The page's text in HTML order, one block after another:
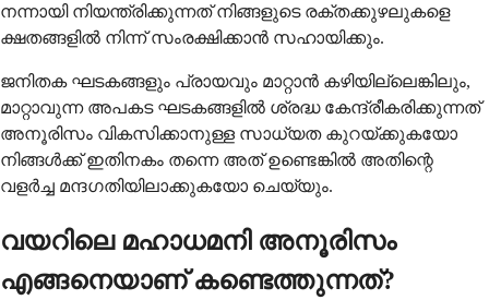
നന്നായി നിയന്ത്രിക്കുന്നത് നിങ്ങളുടെ രക്തക്കുഴലുകളെ
ക്ഷതങ്ങളിൽ നിന്ന് സംരക്ഷിക്കാൻ സഹായിക്കും.
ജനിതക ഘടകങ്ങളും പ്രായവും മാറ്റാൻ കഴിയില്ലെങ്കിലും,
മാറ്റാവുന്ന അപകട ഘടകങ്ങളിൽ ശ്രദ്ധ കേന്ദ്രീകരിക്കുന്നത്
അനൂരിസം വികസിക്കാനുള്ള സാധ്യത കുറയ്ക്കുകയോ
നിങ്ങൾക്ക് ഇതിനകം തന്നെ അത് ഉണ്ടെങ്കിൽ അതിന്റെ
വളർച്ച മന്ദഗതിയിലാക്കുകയോ ചെയ്യും.
വയറിലെ മഹാധമനി അനൂരിസം
എങ്ങനെയാണ് കണ്ടെത്തുന്നത്?